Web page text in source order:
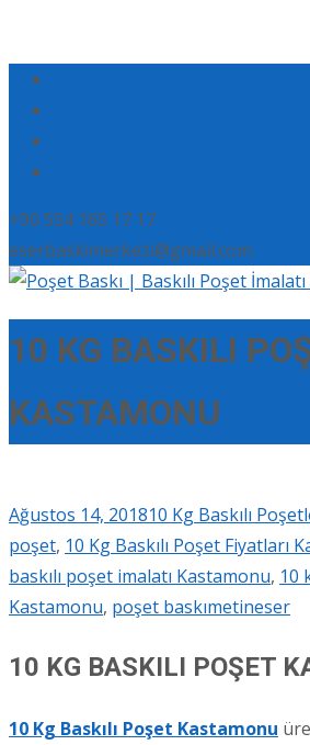
+90 554 165 17 17
eserbaskimerkezi@gmail.com
10 KG BASKILI
KASTAMONU
Ağustos 14, 201810 Kg Baskılı
poşet, 10 Kg Baskılı Poşet Fiyatları
baskılı poşet imalatı Kastamonu, 10
Kastamonu, poşet baskımetineser
10 KG BASKILI POŞET
10 Kg Baskılı Poşet Kastamonu